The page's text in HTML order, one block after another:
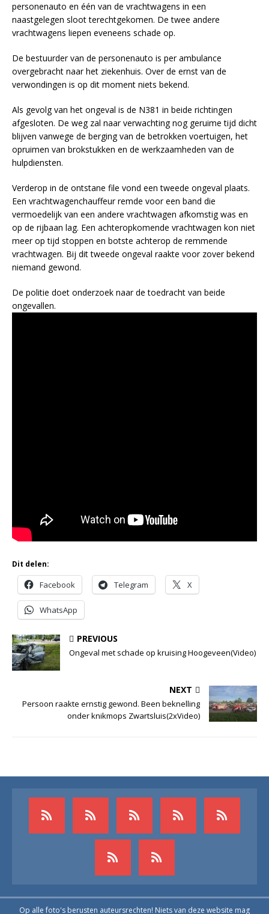
personenauto en één van de vrachtwagens in een
naastgelegen sloot terechtgekomen. De twee andere
vrachtwagens liepen eveneens schade op.
De bestuurder van de personenauto is per ambulance
overgebracht naar het ziekenhuis. Over de ernst van de
verwondingen is op dit moment niets bekend.
Als gevolg van het ongeval is de N381 in beide richtingen
afgesloten. De weg zal naar verwachting nog geruime tijd dicht
blijven vanwege de berging van de betrokken voertuigen, het
opruimen van brokstukken en de werkzaamheden van de
hulpdiensten.
Verderop in de ontstane file vond een tweede ongeval plaats.
Een vrachtwagenchauffeur remde voor een band die
vermoedelijk van een andere vrachtwagen afkomstig was en
op de rijbaan lag. Een achteropkomende vrachtwagen kon niet
meer op tijd stoppen en botste achterop de remmende
vrachtwagen. Bij dit tweede ongeval raakte voor zover bekend
niemand gewond.
De politie doet onderzoek naar de toedracht van beide
ongevallen.
Dit delen:
Facebook Telegram X
WhatsApp
PREVIOUS
Ongeval met schade op kruising Hoogeveen(Video)
NEXT
Persoon raakte ernstig gewond. Been beknelling
onder knikmops Zwartsluis(2xVideo)
Op alle foto's berusten auteursrechten! Niets van deze website mag